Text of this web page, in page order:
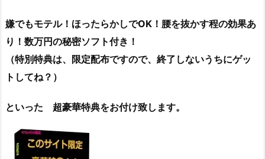
嫌でもモテル！ほったらかしでOK！腰を抜かす程の効果あ
り！数万円の秘密ソフト付き！
（特別特典は、限定配布ですので、終了しないうちにゲッ
トしてね？）
といった 超豪華特典をお付け致します。